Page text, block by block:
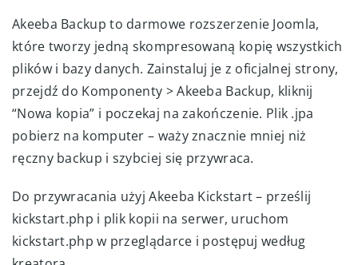
Akeeba Backup to darmowe rozszerzenie Joomla,
które tworzy jedną skompresowaną kopię wszystkich
plików i bazy danych. Zainstaluj je z oficjalnej strony,
przejdź do Komponenty > Akeeba Backup, kliknij
“Nowa kopia” i poczekaj na zakończenie. Plik .jpa
pobierz na komputer – waży znacznie mniej niż
ręczny backup i szybciej się przywraca.
Do przywracania użyj Akeeba Kickstart – prześlij
kickstart.php i plik kopii na serwer, uruchom
kickstart.php w przeglądarce i postępuj według